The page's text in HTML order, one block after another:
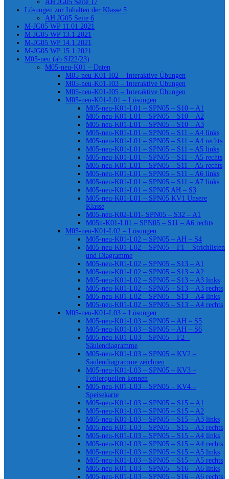
AH JG05 Seite 17
Lösungen zur Inhalten der Klasse 5
AH JG05 Seite 6
M-JG05 WP 11.01.2021
M-JG05 WP 13.1.2021
M-JG05 WP 14.1.2021
M-JG05 WP 15.1.2021
M05-neu (ab SJ22/23)
M05-neu-K01 – Daten
M05-neu-K01-I02 – Interaktive Übungen
M05-neu-K01-I03 – Interaktive Übungen
M05-neu-K01-I05 – Interaktive Übungen
M05-neu-K01-L01 – Lösungen
M05-neu-K01-L01 – SPN05 – S10 – A1
M05-neu-K01-L01 – SPN05 – S10 – A2
M05-neu-K01-L01 – SPN05 – S10 – A3
M05-neu-K01-L01 – SPN05 – S11 – A4 links
M05-neu-K01-L01 – SPN05 – S11 – A4 rechts
M05-neu-K01-L01 – SPN05 – S11 – A5 links
M05-neu-K01-L01 – SPN05 – S11 – A5 rechts
M05-neu-K01-L01 – SPN05 – S11 – A5 rechts
M05-neu-K01-L01 – SPN05 – S11 – A6 links
M05-neu-K01-L01 – SPN05 – S11 – A7 links
M05-neu-K01-L01 – SPN05 AH – S3
M05-neu-K01-L01 – SPN05 KV1 Unsere
Klasse
M05-neu-K02-L01- SPN05 – S32 – A1
M05n-K01-L01 – SPN05 – S11 – A6 rechts
M05-neu-K01-L02 – Lösungen
M05-neu-K01-L02 – SPN05 – AH – S4
M05-neu-K01-L02 – SPN05 – F1 – Strichlisten
und Diagramme
M05-neu-K01-L02 – SPN05 – S13 – A1
M05-neu-K01-L02 – SPN05 – S13 – A2
M05-neu-K01-L02 – SPN05 – S13 – A3 links
M05-neu-K01-L02 – SPN05 – S13 – A3 rechts
M05-neu-K01-L02 – SPN05 – S13 – A4 links
M05-neu-K01-L02 – SPN05 – S13 – A4 rechts
M05-neu-K01-L03 – Lösungen
M05-neu-K01-L03 – SPN05 – AH – S5
M05-neu-K01-L03 – SPN05 – AH – S6
M05-neu-K01-L03 – SPN05 – F2 –
Säulendiagramme
M05-neu-K01-L03 – SPN05 – KV2 –
Säulendiagramme zeichnen
M05-neu-K01-L03 – SPN05 – KV3 –
Fehlerquellen kennen
M05-neu-K01-L03 – SPN05 – KV4 –
Speisekarte
M05-neu-K01-L03 – SPN05 – S15 – A1
M05-neu-K01-L03 – SPN05 – S15 – A2
M05-neu-K01-L03 – SPN05 – S15 – A3 links
M05-neu-K01-L03 – SPN05 – S15 – A3 rechts
M05-neu-K01-L03 – SPN05 – S15 – A4 links
M05-neu-K01-L03 – SPN05 – S15 – A4 rechts
M05-neu-K01-L03 – SPN05 – S15 – A5 links
M05-neu-K01-L03 – SPN05 – S15 – A5 rechts
M05-neu-K01-L03 – SPN05 – S16 – A6 links
M05-neu-K01-L03 – SPN05 – S16 – A6 rechts